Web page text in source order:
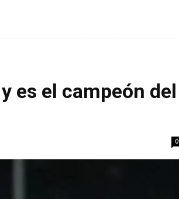
es el campeón del
0